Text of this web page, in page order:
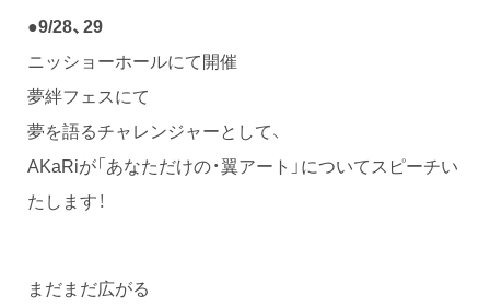
●9/28、29
ニッショーホールにて開催
夢絆フェスにて
夢を語るチャレンジャーとして、
AKaRiが「あなただけの・翼アート」についてスピーチい
たします！
まだまだ広がる